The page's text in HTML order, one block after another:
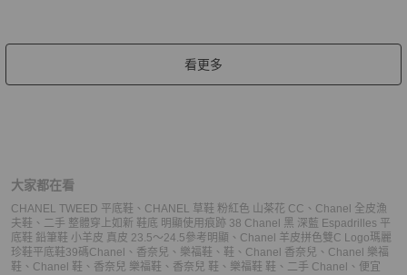
看更多
大家都在看
CHANEL TWEED 平底鞋 、 CHANEL 草鞋 粉紅色 山茶花 CC 、 Chanel 全皮漁
夫鞋 、 二手 整體穿上如新 鞋底 明顯使用痕跡 38 Chanel 黑 深藍 Espadrilles 平
底鞋 鉛筆鞋 小羊皮 真皮 23.5～24.5參考明顯 、 Chanel 羊皮拼色雙C Logo瑪麗
珍鞋平底鞋39碼Chanel 、 香奈兒 、 樂福鞋 、 鞋 、 Chanel 香奈兒 、 Chanel 樂福
鞋 、 Chanel 鞋 、 香奈兒 樂福鞋 、 香奈兒 鞋 、 樂福鞋 鞋 、 二手 Chanel 、 便宜